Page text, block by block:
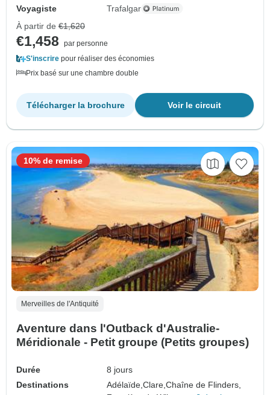
Voyagiste
Trafalgar
À partir de €1,620
€1,458
par personne
S'inscrire pour réaliser des économies
Prix basé sur une chambre double
Voir le circuit
Télécharger la brochure
Merveilles de l'Antiquité
Aventure dans l'Outback d'Australie-
Méridionale - Petit groupe (Petits groupes)
Durée
8 jours
Destinations
Adélaïde,Clare,Chaîne de Flinders,
10% de remise